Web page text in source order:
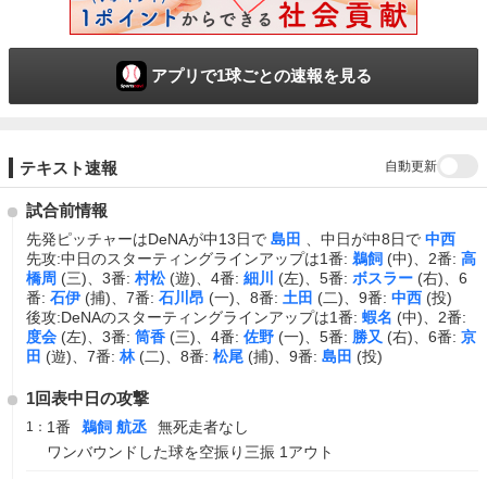
アプリで1球ごとの速報を見る
テキスト速報 自動更新
試合前情報
先発ピッチャーはDeNAが中13日で 島田 、中日が中8日で 中西
先攻:中日のスターティングラインアップは1番: 鵜飼 (中)、2番: 高
橋周 (三)、3番: 村松 (遊)、4番: 細川 (左)、5番: ボスラー (右)、6
番: 石伊 (捕)、7番: 石川昂 (一)、8番: 土田 (二)、9番: 中西 (投)
後攻:DeNAのスターティングラインアップは1番: 蝦名 (中)、2番:
度会 (左)、3番: 筒香 (三)、4番: 佐野 (一)、5番: 勝又 (右)、6番: 京
田 (遊)、7番: 林 (二)、8番: 松尾 (捕)、9番: 島田 (投)
1回表中日の攻撃
1： 1番 鵜飼 航丞
無死走者なし
ワンバウンドした球を空振り三振 1アウト